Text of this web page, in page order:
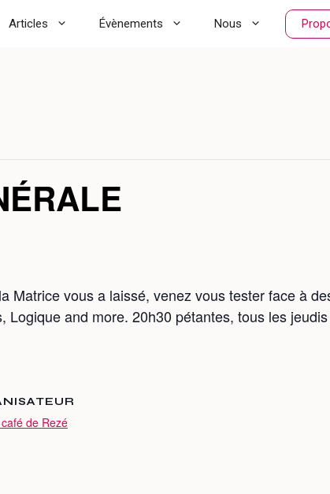
Articles Évènements Nous
Matrice vous a laissé, venez vous tester face à
and more. 20h30 pétantes, tous les
de Rezé